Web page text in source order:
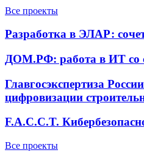
Все проекты
Разработка в ЭЛАР:
ДОМ.РФ: работа в ИТ со
Главгосэкспертиза
цифровизации
F.A.C.C.T.
Все проекты